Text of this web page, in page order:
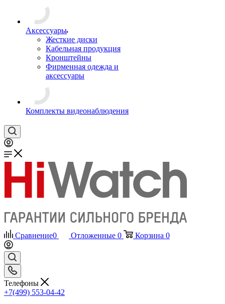
Аксессуары
Жесткие диски
Кабельная продукция
Кронштейны
Фирменная одежда и
аксессуары
Комплекты видеонаблюдения
Сравнение0 Отложенные 0 Корзина 0
Телефоны
+7(499) 553-04-42